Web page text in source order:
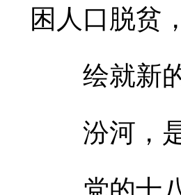
困人口脱贫
绘就新的
汾河，是
党的十八